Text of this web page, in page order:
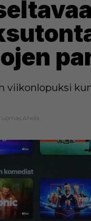
viikonlopuksi
Ahola